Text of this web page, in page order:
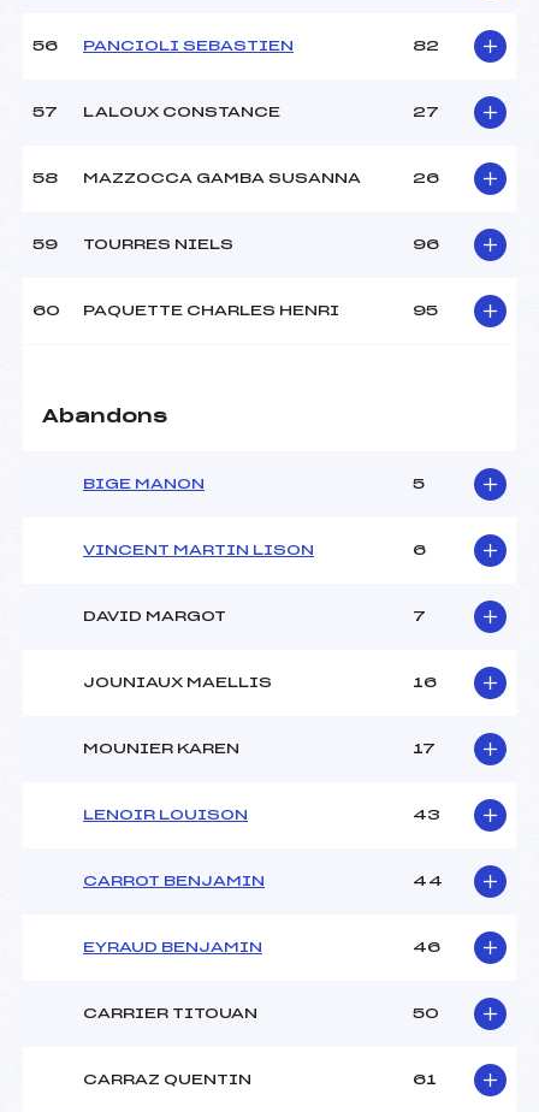
56 PANCIOLI SEBASTIEN 82
57 LALOUX CONSTANCE 27
58 MAZZOCCA GAMBA SUSANNA 26
59 TOURRES NIELS 96
60 PAQUETTE CHARLES HENRI 95
Abandons
BIGE MANON 5
VINCENT MARTIN LISON 6
DAVID MARGOT 7
JOUNIAUX MAELLIS 16
MOUNIER KAREN 17
LENOIR LOUISON 43
CARROT BENJAMIN 44
EYRAUD BENJAMIN 46
CARRIER TITOUAN 50
CARRAZ QUENTIN 61